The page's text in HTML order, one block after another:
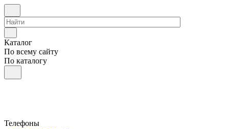
Каталог
По всему сайту
По каталогу
Телефоны